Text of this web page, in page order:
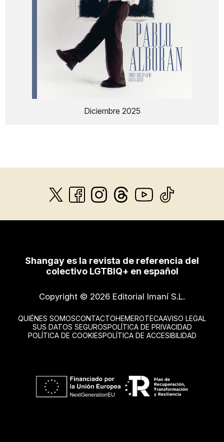
Diciembre 2025
Shangay es la revista de referencia del
colectivo LGTBIQ+ en español
Copyright © 2026 Editorial Imaní S.L.
QUIÉNES SOMOSCONTACTOHEMEROTECAAVISO LEGAL
SUS DATOS SEGUROSPOLÍTICA DE PRIVACIDAD
POLÍTICA DE COOKIESPOLÍTICA DE ACCESIBILIDAD